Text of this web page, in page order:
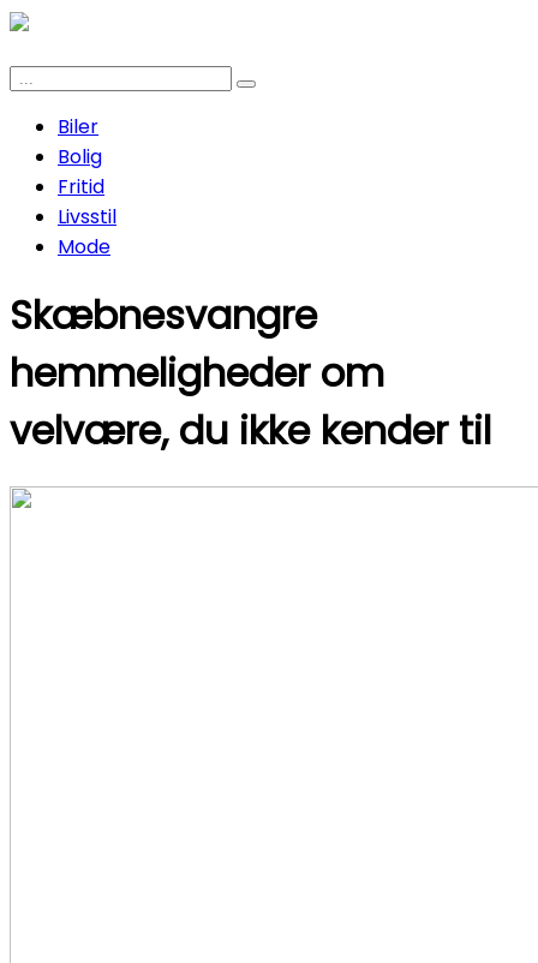
Biler
Bolig
Fritid
Livsstil
Mode
Skæbnesvangre
hemmeligheder om
velvære, du ikke kender til